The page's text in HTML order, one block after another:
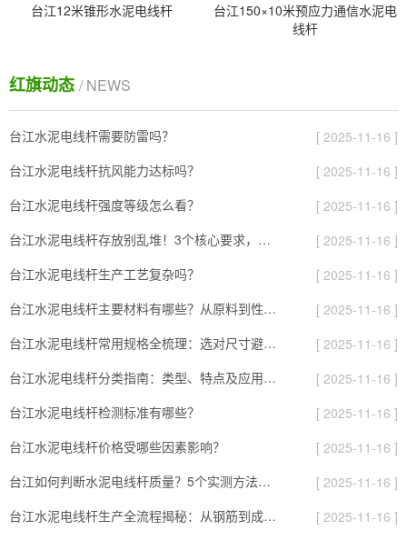
台江12米锥形水泥电线杆
台江150×10米预应力通信水泥电
线杆
红旗动态 / NEWS
台江水泥电线杆需要防雷吗？
[ 2025-11-16 ]
台江水泥电线杆抗风能力达标吗？
[ 2025-11-16 ]
台江水泥电线杆强度等级怎么看？
[ 2025-11-16 ]
台江水泥电线杆存放别乱堆！3个核心要求，避免风吹雨打变“废杆”
[ 2025-11-16 ]
台江水泥电线杆生产工艺复杂吗？
[ 2025-11-16 ]
台江水泥电线杆主要材料有哪些？从原料到性能全解析
[ 2025-11-16 ]
台江水泥电线杆常用规格全梳理：选对尺寸避开90%的施工坑
[ 2025-11-16 ]
台江水泥电线杆分类指南：类型、特点及应用场景全解析
[ 2025-11-16 ]
台江水泥电线杆检测标准有哪些？
[ 2025-11-16 ]
台江水泥电线杆价格受哪些因素影响？
[ 2025-11-16 ]
台江如何判断水泥电线杆质量？5个实测方法，避开劣质杆的“隐形坑”
[ 2025-11-16 ]
台江水泥电线杆生产全流程揭秘：从钢筋到成品，要过8道“耐用关”
[ 2025-11-16 ]